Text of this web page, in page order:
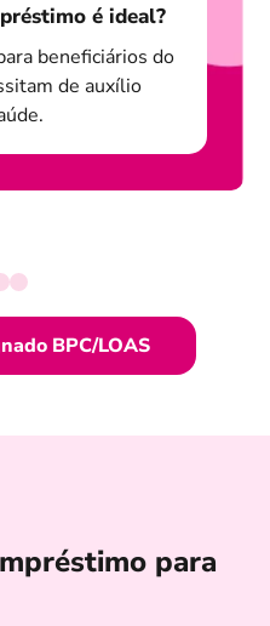
é ideal?
beneficiários do
de auxílio
BPC/LOAS
para